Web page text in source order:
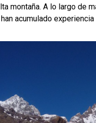
montaña. A lo largo de
acumulado